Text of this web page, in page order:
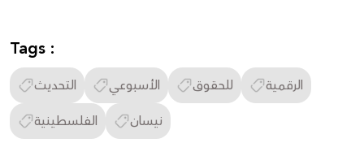
Tags :
التحديث الأسبوعي للحقوق
الرقمية
الفلسطينية
نيسان